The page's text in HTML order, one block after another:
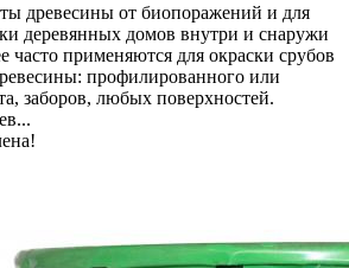
древесины от биопоражений и для
деревянных домов внутри и снаружи
применяются для окраски срубов
профилированного или
заборов, любых поверхностей.